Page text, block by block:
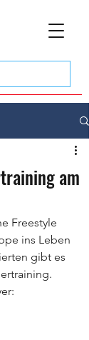
am
Freestyle
ins Leben
gibt es